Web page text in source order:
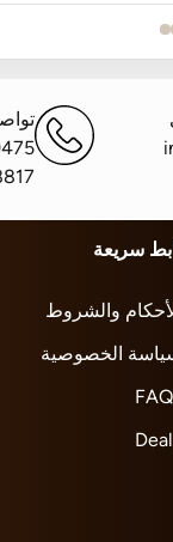
سريعة
والشروط
الخصوصية